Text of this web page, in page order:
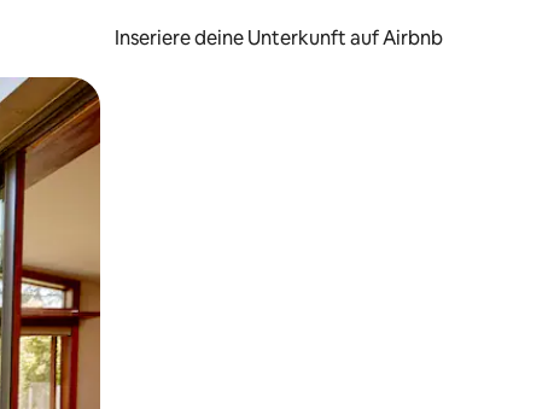
Inseriere deine Unterkunft auf Airbnb